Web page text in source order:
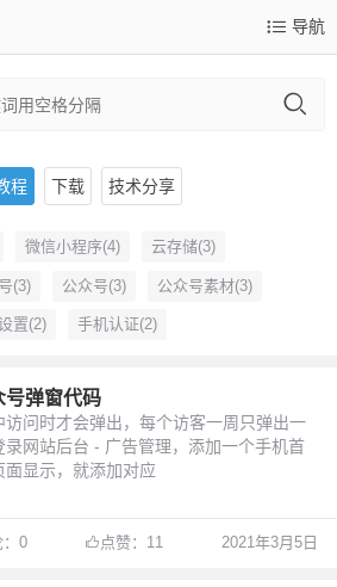
导航
程 下载 技术分享
微信小程序(4) 云存储(3)
(3) 公众号(3) 公众号素材(3)
置(2) 手机认证(2)
号弹窗代码
问时才会弹出，每个访客一周只弹出一
网站后台 - 广告管理，添加一个手机首
显示，就添加对应
：0 点赞：11 2021年3月5日